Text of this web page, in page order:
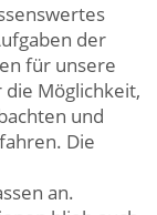
der
für unsere
Möglichkeit,
und
Die
an.